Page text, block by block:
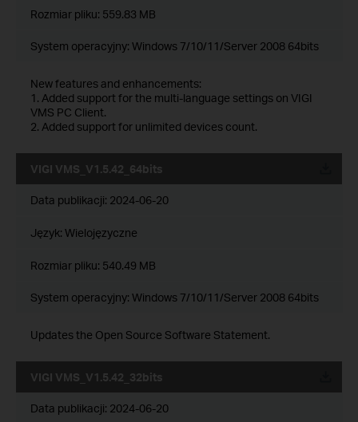
Rozmiar pliku: 559.83 MB
System operacyjny: Windows 7/10/11/Server 2008 64bits
New features and enhancements:
1. Added support for the multi-language settings on VIGI
VMS PC Client.
2. Added support for unlimited devices count.
VIGI VMS_V1.5.42_64bits
Data publikacji: 2024-06-20
Język: Wielojęzyczne
Rozmiar pliku: 540.49 MB
System operacyjny: Windows 7/10/11/Server 2008 64bits
Updates the Open Source Software Statement.
VIGI VMS_V1.5.42_32bits
Data publikacji: 2024-06-20